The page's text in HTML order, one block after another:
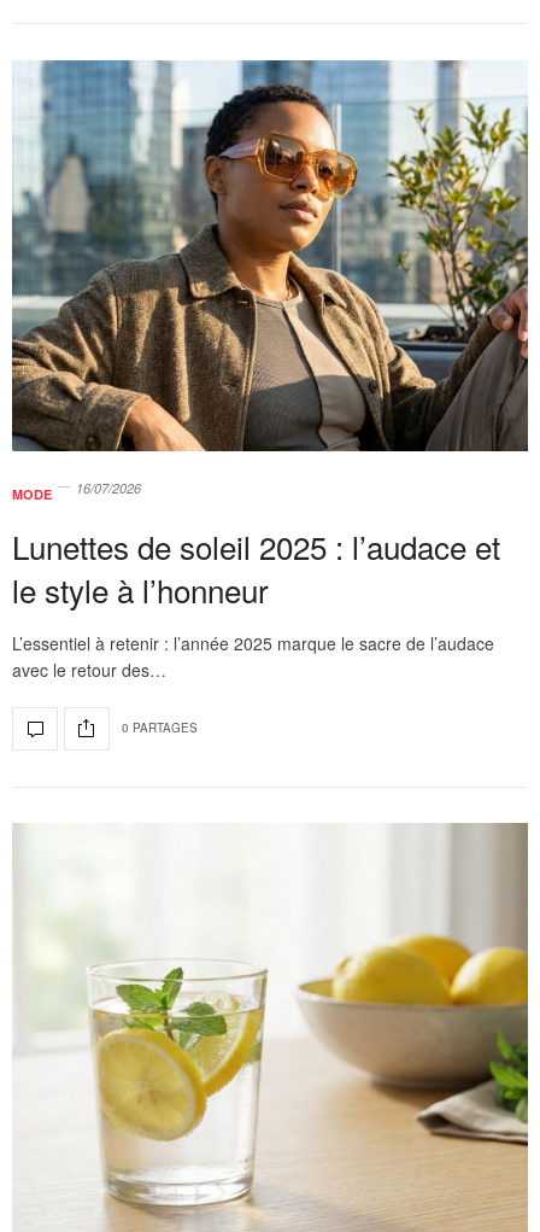
MODE 16/07/2026
Lunettes de soleil 2025 : l’audace et
le style à l’honneur
L’essentiel à retenir : l’année 2025 marque le sacre de l’audace
avec le retour des…
0 PARTAGES